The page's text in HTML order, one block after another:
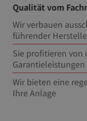
Qualität vom
Wir verbauen
führender
Sie profitieren von
Garantieleistungen
Wir bieten eine
Ihre Anlage